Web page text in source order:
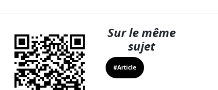
Sur le même
sujet
#Article